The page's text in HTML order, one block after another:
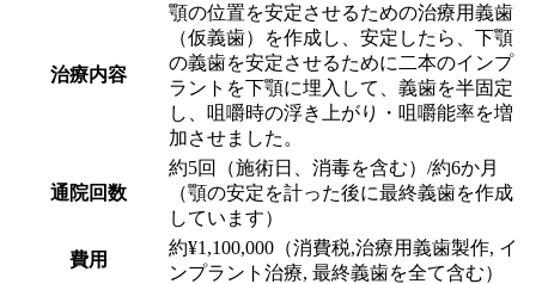
治療内容
顎の位置を安定させるための治療用義歯
（仮義歯）を作成し、安定したら、下顎
の義歯を安定させるために二本のインプ
ラントを下顎に埋入して、義歯を半固定
し、咀嚼時の浮き上がり・咀嚼能率を増
加させました。
通院回数
約5回（施術日、消毒を含む）/約6か月
（顎の安定を計った後に最終義歯を作成
しています）
費用
約¥1,100,000（消費税,治療用義歯製作, イ
ンプラント治療, 最終義歯を全て含む）